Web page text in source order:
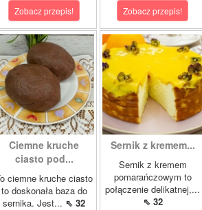
Zobacz przepis! Zobacz przepis!
Ciemne kruche
ciasto pod...
ciemne kruche ciasto
to doskonała baza do
sernika. Jest... ⇖ 32
Sernik z kremem...
Sernik z kremem
pomarańczowym to
połączenie delikatnej,...
⇖ 32